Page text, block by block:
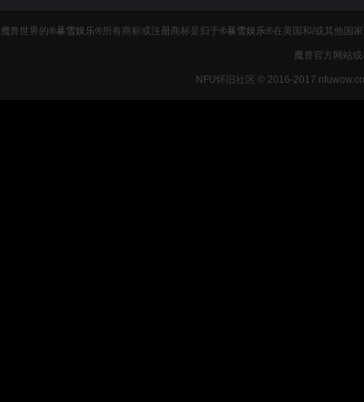
魔兽世界的®暴雪娱乐®所有商标或注册商标是归于®暴雪娱乐®在美国和/或其他国
魔兽官方网站
NFU怀旧社区 © 2016-2017